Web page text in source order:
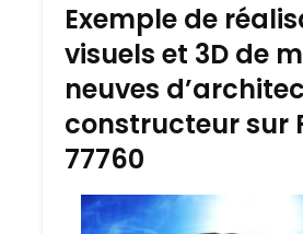
Exemple de
visuels et 3D de
neuves
constructeur sur
77760